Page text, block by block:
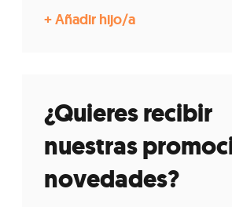
¿Quieres recibir
nuestras
novedades?